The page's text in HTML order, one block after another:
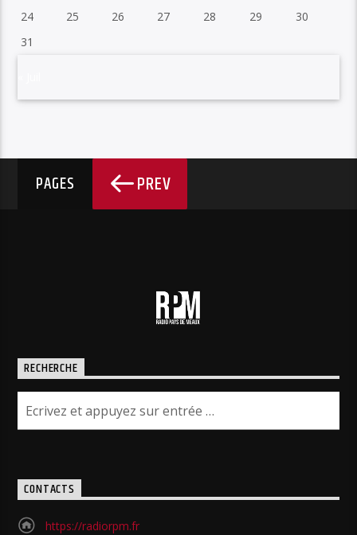
24
25 26 27 28 29
30
31
PAGES PREV
RECHERCHE
CONTACTS
https://radiorpm.fr